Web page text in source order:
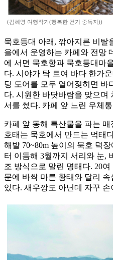
(김혜영 여행작가(행복한 걷기 중독자))
묵호등대 아래, 깎아지른 비탈
을에서 운영하는 카페와 전망
에 서면 묵호항과 묵호등대마
다. 시야가 탁 트여 바다 한가
딩 도어를 모두 열어젖히면 바
다. 시원한 바닷바람을 맞으며
서를 썼다. 카페 앞 느린 우체
카페 앞 동해 특산물을 파는
호태는 묵호에서 만드는 먹태
해발 70~80m 높이의 묵호 덕
터 이듬해 3월까지 서리와 눈,
조 방식으로 말린 명태다. 20
문에 바싹 마른 황태와 달리
있다. 새우깡도 아닌데 자꾸 손